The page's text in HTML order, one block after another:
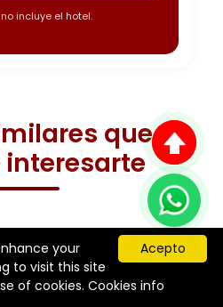
Ruta
Punto
incluye el hotel.
que
Acepto
your
to visit this site
of cookies. Cookies info